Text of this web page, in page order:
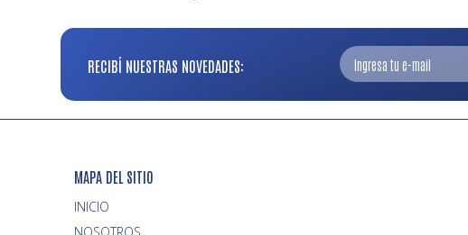
RECIBÍ NUESTRAS NOVEDADES:
MAPA DEL SITIO
INICIO